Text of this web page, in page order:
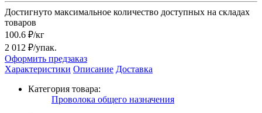
Достигнуто максимальное количество доступных на складах
товаров
100.6 ₽/кг
2 012 ₽/упак.
Оформить предзаказ
Характеристики Описание Доставка
Категория товара:
Проволока общего назначения